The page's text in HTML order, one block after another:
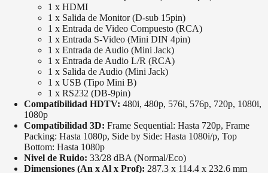
1 x HDMI
1 x Salida de Monitor (D-sub 15pin)
1 x Entrada de Video Compuesto (RCA)
1 x Entrada S-Video (Mini DIN 4pin)
1 x Entrada de Audio (Mini Jack)
1 x Entrada de Audio L/R (RCA)
1 x Salida de Audio (Mini Jack)
1 x USB (Tipo Mini B)
1 x RS232 (DB-9pin)
Compatibilidad HDTV: 480i, 480p, 576i, 576p, 720p, 1080i,
1080p
Compatibilidad 3D: Frame Sequential: Hasta 720p, Frame
Packing: Hasta 1080p, Side by Side: Hasta 1080i/p, Top
Bottom: Hasta 1080p
Nivel de Ruido: 33/28 dBA (Normal/Eco)
Dimensiones (An x Al x Prof): 287.3 x 114.4 x 232.6 mm